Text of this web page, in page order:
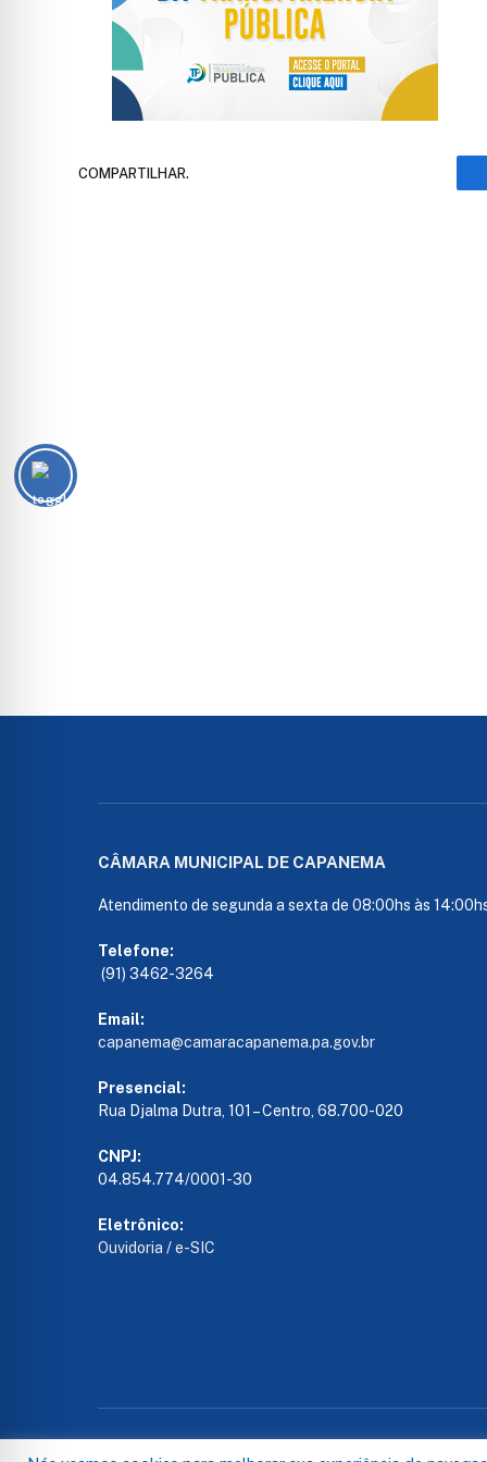
COMPARTILHAR.
CÂMARA MUNICIPAL DE CAPANEMA
Atendimento de segunda a sexta de 08:00hs às
Telefone:
(91) 3462-3264
Email:
capanema@camaracapanema.pa.gov.br
Presencial:
Rua Djalma Dutra, 101 – Centro, 68.700-020
CNPJ:
04.854.774/0001-30
Eletrônico:
Ouvidoria /e-SIC